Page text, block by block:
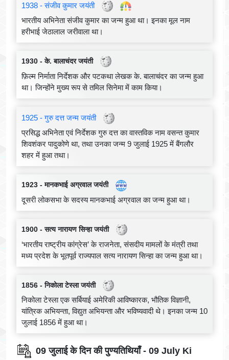
1938 - संजीव कुमार जयंती
भारतीय अभिनेता संजीव कुमार का जन्म हुआ था। इनका मूल नाम
हरीभाई जेठालाल जरीवाला था।
1930 - के. बालाचंदर जयंती
फ़िल्म निर्माता निर्देशक और पटकथा लेखक के. बालाचंदर का जन्म हुआ
था। जिन्होंने मुख्य रूप से तमिल सिनेमा में काम किया।
1925 - गुरु दत्त जन्म जयंती
प्रसिद्ध अभिनेता एवं निर्देशक गुरु दत्त का वास्तविक नाम वसन्त कुमार
शिवशंकर पादुकोणे था, तथा उनका जन्म 9 जुलाई 1925 में बैंगलौर
शहर में हुआ तथा।
1923 - मानकभाई अग्रवाल जयंती
दूसरी लोकसभा के सदस्य मानकभाई अग्रवाल का जन्म हुआ था।
1900 - सत्य नारायण सिन्हा जयंती
‘भारतीय राष्ट्रीय कांग्रेस’ के राजनेता, संसदीय मामलों के मंत्री तथा
मध्य प्रदेश के भूतपूर्व राज्यपाल सत्य नारायण सिन्हा का जन्म हुआ था।
1856 - निकोला टेस्ला जयंती
निकोला टेस्ला एक सर्बियाई अमेरिकी आविष्कारक, भौतिक विज्ञानी,
यांत्रिक अभियन्ता, विद्युत अभियन्ता और भविष्यवादी थे। इनका जन्म 10
जुलाई 1856 में हुआ था।
09 जुलाई के दिन की पुण्यतिथियाँ - 09 July Ki